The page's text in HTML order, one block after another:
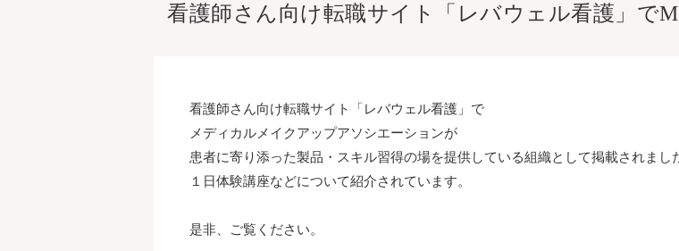
看護師さん向け転職サイト「レバウェル看護」で
看護師さん向け転職サイト「レバウェル看護」で
メディカルメイクアップアソシエーションが
患者に寄り添った製品・スキル習得の場を提供している組織として掲載されまし
１日体験講座などについて紹介されています。
是非、ご覧ください。